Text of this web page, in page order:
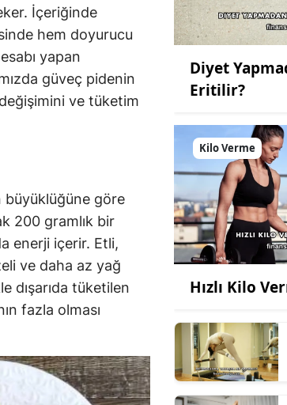
İçeriğinde
hem doyurucu
yapan
güveç pidenin
ve tüketim
büyüklüğüne göre
200 gramlık bir
enerji içerir. Etli,
ve daha az yağ
dışarıda tüketilen
fazla olması
Diyet
Eritilir?
Kilo Verme
Hızlı Kilo